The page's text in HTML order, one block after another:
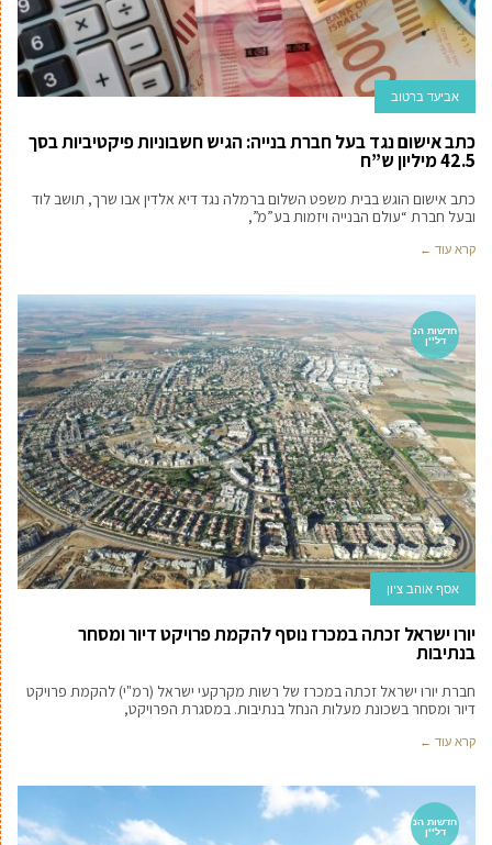
אביעד ברטוב
כתב אישום נגד בעל חברת בנייה: הגיש חשבוניות פיקטיביות בסך
42.5 מיליון ש”ח
כתב אישום הוגש בבית משפט השלום ברמלה נגד דיא אלדין אבו שרך, תושב לוד
ובעל חברת “עולם הבנייה ויזמות בע”מ”,
קרא עוד ←
חדשות הנ
דל''ן
אסף אוהב ציון
יורו ישראל זכתה במכרז נוסף להקמת פרויקט דיור ומסחר
בנתיבות
חברת יורו ישראל זכתה במכרז של רשות מקרקעי ישראל (רמ"י) להקמת פרויקט
דיור ומסחר בשכונת מעלות הנחל בנתיבות. במסגרת הפרויקט,
קרא עוד ←
חדשות הנ
דל''ן